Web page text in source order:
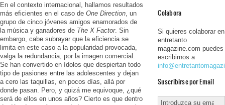
En el contexto internacional, hallamos resultados
más eficientes en el caso de One Direction , un
grupo de cinco jóvenes amigos enamorados de
la música y ganadores de The X Factor. Sin
embargo, cabe subrayar que la eficiencia se
limita en este caso a la popularidad provocada,
valga la redundancia, por la imagen comercial.
Se han convertido en ídolos que despiertan todo
tipo de pasiones entre las adolescentes y dejan
a cero las taquillas, en pocos días, allá por
donde pasan. Pero, y quizá me equivoque, ¿qué
será de ellos en unos años? Cierto es que dentro
Colabora
Si quieres colaborar en
entretanto
magazine.com puedes
escribirnos a
Suscribirse por Email